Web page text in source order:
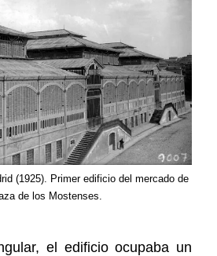
(1925). Primer edificio del mercado de
de los Mostenses.
el edificio ocupaba un